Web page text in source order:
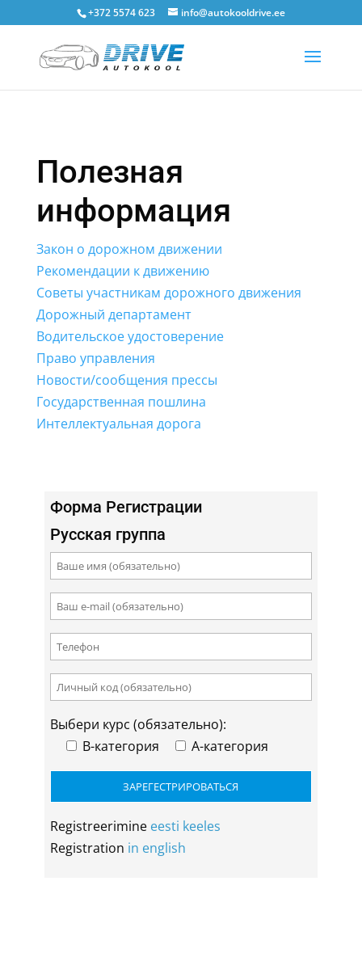
+372 5574 623 info@autokooldrive.ee
Полезная
информация
Закон о дорожном движении
Рекомендации к движению
Советы участникам дорожного движения
Дорожный департамент
Водительское удостоверение
Право управления
Новости/сообщения прессы
Государственная пошлина
Интеллектуальная дорога
Форма Регистрации
Русская группа
Выбери курс (обязательно):
B-категория
A-категория
Registreerimine eesti keeles
Registration in english